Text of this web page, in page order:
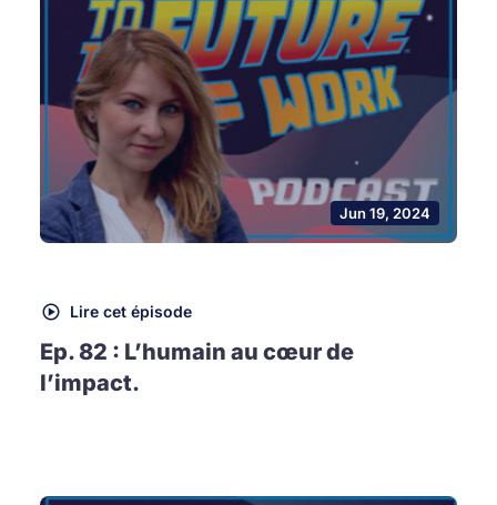
Jun 19, 2024
Lire cet épisode
Ep. 82 : L’humain au cœur de
l’impact.